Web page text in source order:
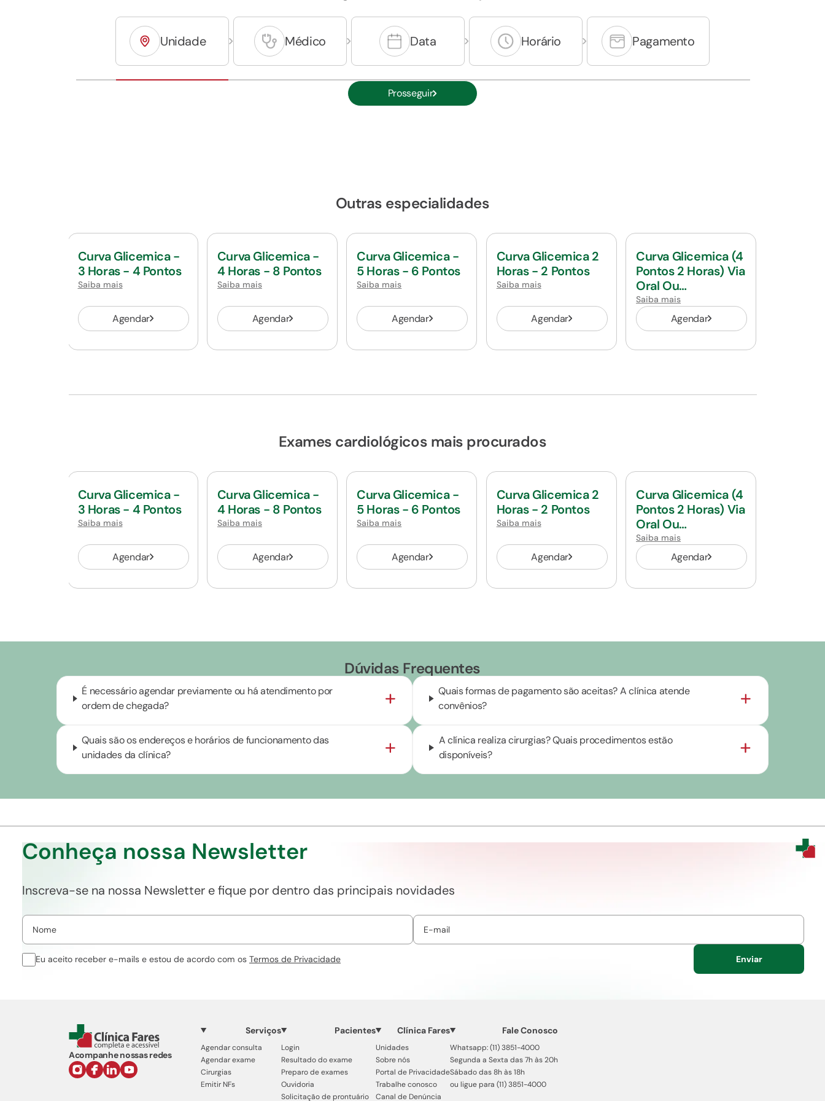
Unidade Médico Data Horário Pagamento
Prosseguir
Outras especialidades
Curva Glicemica -
3 Horas - 4 Pontos
Saiba mais
Agendar
Curva Glicemica -
4 Horas - 8 Pontos
Saiba mais
Agendar
Curva Glicemica -
5 Horas - 6 Pontos
Saiba mais
Agendar
Curva Glicemica 2
Horas - 2 Pontos
Saiba mais
Agendar
Curva Glicemica (4
Pontos 2 Horas) Via
Oral Ou
Endovenosa
Saiba mais
Agendar
Exames cardiológicos mais procurados
Curva Glicemica -
3 Horas - 4 Pontos
Saiba mais
Agendar
Curva Glicemica -
4 Horas - 8 Pontos
Saiba mais
Agendar
Curva Glicemica -
5 Horas - 6 Pontos
Saiba mais
Agendar
Curva Glicemica 2
Horas - 2 Pontos
Saiba mais
Agendar
Curva Glicemica (4
Pontos 2 Horas) Via
Oral Ou
Endovenosa
Saiba mais
Agendar
Dúvidas Frequentes
É necessário agendar previamente ou há atendimento por
ordem de chegada?
Quais formas de pagamento são aceitas? A clínica atende
convênios?
Quais são os endereços e horários de funcionamento das
unidades da clínica?
A clínica realiza cirurgias? Quais procedimentos estão
disponíveis?
Conheça nossa Newsletter
Inscreva-se na nossa Newsletter e fique por dentro das principais novidades
Eu aceito receber e-mails e estou de acordo com os Termos de Privacidade Enviar
Acompanhe nossas redes
Serviços
Agendar consulta
Agendar exame
Cirurgias
Emitir NFs
Pacientes
Login
Resultado do exame
Preparo de exames
Ouvidoria
Solicitação de prontuário
Clínica Fares
Unidades
Sobre nós
Portal de Privacidade
Trabalhe conosco
Canal de Denúncia
Fale Conosco
Whatsapp: (11) 3851-4000
Segunda a Sexta das 7h às 20h
Sábado das 8h às 18h
ou ligue para (11) 3851-4000